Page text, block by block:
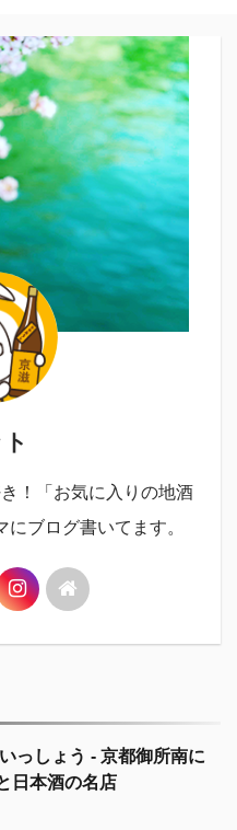
！「お気に入りの地酒
ブログ書いてます。
っしょう - 京都御所南に
日本酒の名店